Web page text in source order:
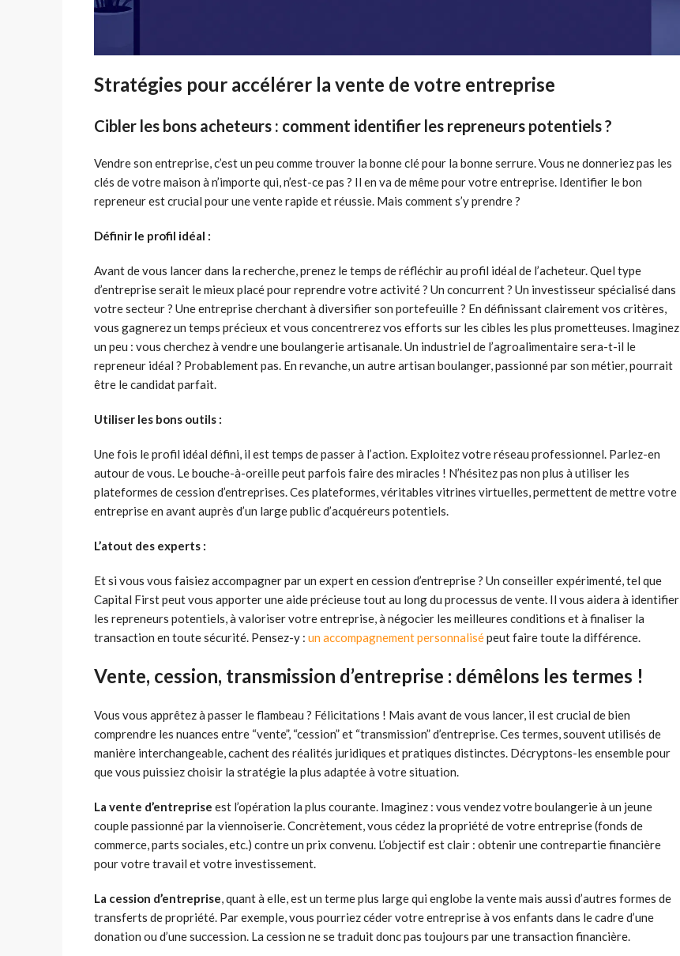
Stratégies pour accélérer la vente de votre entreprise
Cibler les bons acheteurs : comment identifier les repreneurs potentiels ?
Vendre son entreprise, c’est un peu comme trouver la bonne clé pour la bonne serrure. Vous ne donneriez pas les
clés de votre maison à n’importe qui, n’est-ce pas ? Il en va de même pour votre entreprise. Identifier le bon
repreneur est crucial pour une vente rapide et réussie. Mais comment s’y prendre ?
Définir le profil idéal :
Avant de vous lancer dans la recherche, prenez le temps de réfléchir au profil idéal de l’acheteur. Quel type
d’entreprise serait le mieux placé pour reprendre votre activité ? Un concurrent ? Un investisseur spécialisé dans
votre secteur ? Une entreprise cherchant à diversifier son portefeuille ? En définissant clairement vos critères,
vous gagnerez un temps précieux et vous concentrerez vos efforts sur les cibles les plus prometteuses. Imaginez
un peu : vous cherchez à vendre une boulangerie artisanale. Un industriel de l’agroalimentaire sera-t-il le
repreneur idéal ? Probablement pas. En revanche, un autre artisan boulanger, passionné par son métier, pourrait
être le candidat parfait.
Utiliser les bons outils :
Une fois le profil idéal défini, il est temps de passer à l’action. Exploitez votre réseau professionnel. Parlez-en
autour de vous. Le bouche-à-oreille peut parfois faire des miracles ! N’hésitez pas non plus à utiliser les
plateformes de cession d’entreprises. Ces plateformes, véritables vitrines virtuelles, permettent de mettre votre
entreprise en avant auprès d’un large public d’acquéreurs potentiels.
L’atout des experts :
Et si vous vous faisiez accompagner par un expert en cession d’entreprise ? Un conseiller expérimenté, tel que
Capital First peut vous apporter une aide précieuse tout au long du processus de vente. Il vous aidera à identifier
les repreneurs potentiels, à valoriser votre entreprise, à négocier les meilleures conditions et à finaliser la
transaction en toute sécurité. Pensez-y : un accompagnement personnalisépeut faire toute la différence.
Vente, cession, transmission d’entreprise : démêlons les termes !
Vous vous apprêtez à passer le flambeau ? Félicitations ! Mais avant de vous lancer, il est crucial de bien
comprendre les nuances entre “vente”, “cession” et “transmission” d’entreprise. Ces termes, souvent utilisés de
manière interchangeable, cachent des réalités juridiques et pratiques distinctes. Décryptons-les ensemble pour
que vous puissiez choisir la stratégie la plus adaptée à votre situation.
La vente d’entreprise est l’opération la plus courante. Imaginez : vous vendez votre boulangerie à un jeune
couple passionné par la viennoiserie. Concrètement, vous cédez la propriété de votre entreprise (fonds de
commerce, parts sociales, etc.) contre un prix convenu. L’objectif est clair : obtenir une contrepartie financière
pour votre travail et votre investissement.
La cession d’entreprise, quant à elle, est un terme plus large qui englobe la vente mais aussi d’autres formes de
transferts de propriété. Par exemple, vous pourriez céder votre entreprise à vos enfants dans le cadre d’une
donation ou d’une succession. La cession ne se traduit donc pas toujours par une transaction financière.